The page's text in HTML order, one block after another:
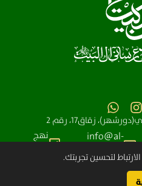
زقاق17، رقم 2
info@al-
shia.org
نهج
لتحسين تجربتك.